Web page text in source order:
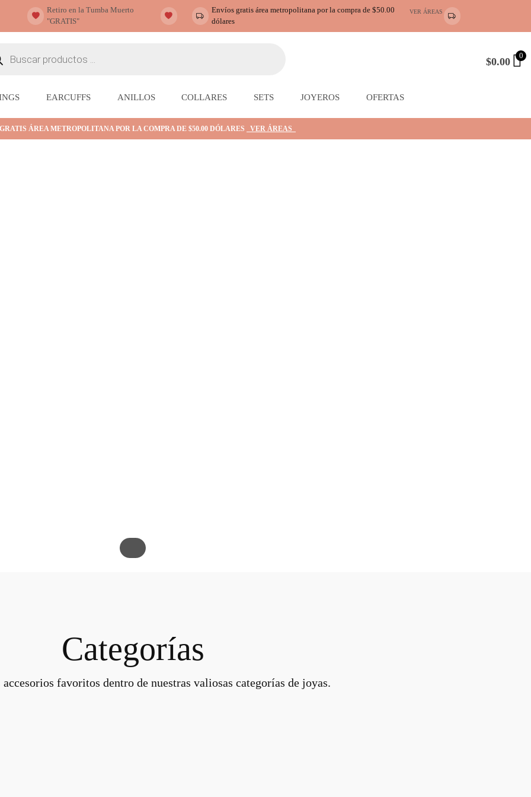
Retiro en la Tumba Muerto
"GRATIS"
Envíos gratis área metropolitana por la compra de $50.00
dólares
VER ÁREAS
$0.00 0
EARCUFFS ANILLOS COLLARES SETS JOYEROS OFERTAS
ÁREA METROPOLITANA POR LA COMPRA DE $50.00 DÓLARES VER ÁREAS
Categorías
accesorios favoritos dentro de nuestras valiosas categorías de joyas.